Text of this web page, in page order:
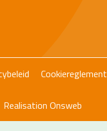
Cookiereglement
Realisation Onsweb